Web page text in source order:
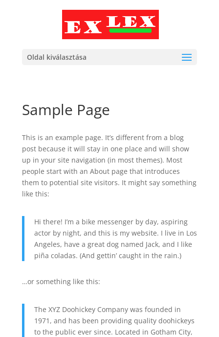
Oldal kiválasztása
Sample Page
This is an example page. It’s different from a blog
post because it will stay in one place and will show
up in your site navigation (in most themes). Most
people start with an About page that introduces
them to potential site visitors. It might say something
like this:
Hi there! I’m a bike messenger by day, aspiring
actor by night, and this is my website. I live in Los
Angeles, have a great dog named Jack, and I like
piña coladas. (And gettin’ caught in the rain.)
…or something like this:
The XYZ Doohickey Company was founded in
1971, and has been providing quality doohickeys
to the public ever since. Located in Gotham City,